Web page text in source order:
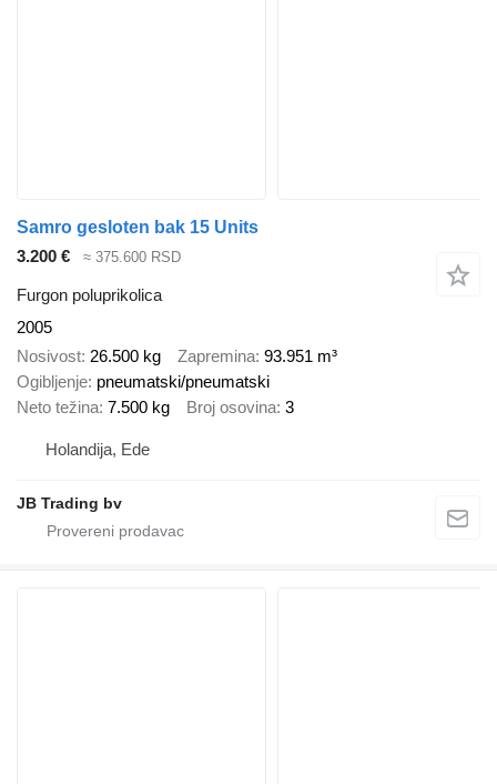
Samro gesloten bak 15 Units
3.200 €
≈ 375.600 RSD
Furgon poluprikolica
2005
Nosivost 26.500 kg Zapremina 93.951 m³
Ogibljenje pneumatski/pneumatski
Neto težina 7.500 kg Broj osovina 3
Holandija, Ede
JB Trading bv